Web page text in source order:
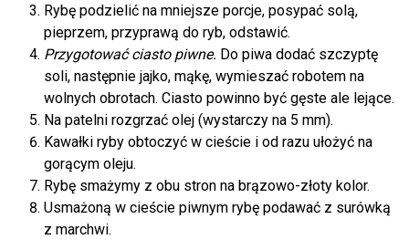
Rybę podzielić na mniejsze porcje, posypać solą,
pieprzem, przyprawą do ryb, odstawić.
Przygotować ciasto piwne. Do piwa dodać szczyptę
soli, następnie jajko, mąkę, wymieszać robotem na
wolnych obrotach. Ciasto powinno być gęste ale lejące.
Na patelni rozgrzać olej (wystarczy na 5 mm).
Kawałki ryby obtoczyć w cieście i od razu ułożyć na
gorącym oleju.
Rybę smażymy z obu stron na brązowo-złoty kolor.
Usmażoną w cieście piwnym rybę podawać z surówką
z marchwi.